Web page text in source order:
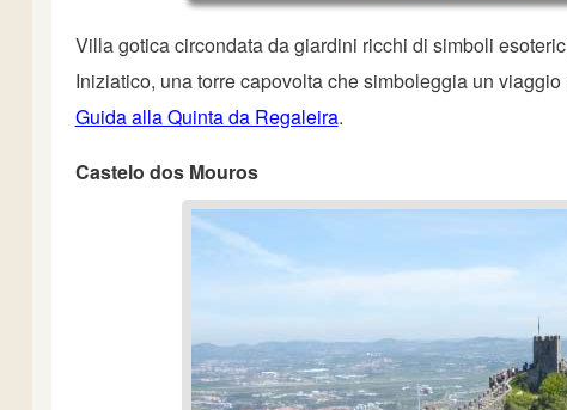
Villa gotica circondata da giardini ricchi di simboli
Iniziatico, una torre capovolta che simboleggia un
Guida alla Quinta da Regaleira.
Castelo dos Mouros